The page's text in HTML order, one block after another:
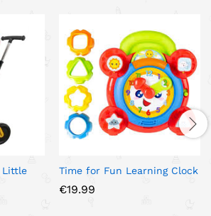
Little
Time for Fun Learning Clock
€19.99